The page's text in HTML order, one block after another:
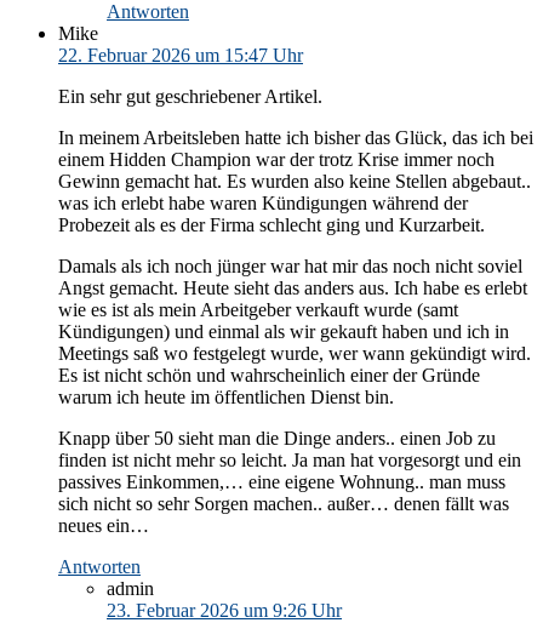
Antworten
Mike
22. Februar 2026 um 15:47 Uhr
Ein sehr gut geschriebener Artikel.
In meinem Arbeitsleben hatte ich bisher das Glück, das ich bei
einem Hidden Champion war der trotz Krise immer noch
Gewinn gemacht hat. Es wurden also keine Stellen abgebaut..
was ich erlebt habe waren Kündigungen während der
Probezeit als es der Firma schlecht ging und Kurzarbeit.
Damals als ich noch jünger war hat mir das noch nicht soviel
Angst gemacht. Heute sieht das anders aus. Ich habe es erlebt
wie es ist als mein Arbeitgeber verkauft wurde (samt
Kündigungen) und einmal als wir gekauft haben und ich in
Meetings saß wo festgelegt wurde, wer wann gekündigt wird.
Es ist nicht schön und wahrscheinlich einer der Gründe
warum ich heute im öffentlichen Dienst bin.
Knapp über 50 sieht man die Dinge anders.. einen Job zu
finden ist nicht mehr so leicht. Ja man hat vorgesorgt und ein
passives Einkommen,… eine eigene Wohnung.. man muss
sich nicht so sehr Sorgen machen.. außer… denen fällt was
neues ein…
Antworten
admin
23. Februar 2026 um 9:26 Uhr